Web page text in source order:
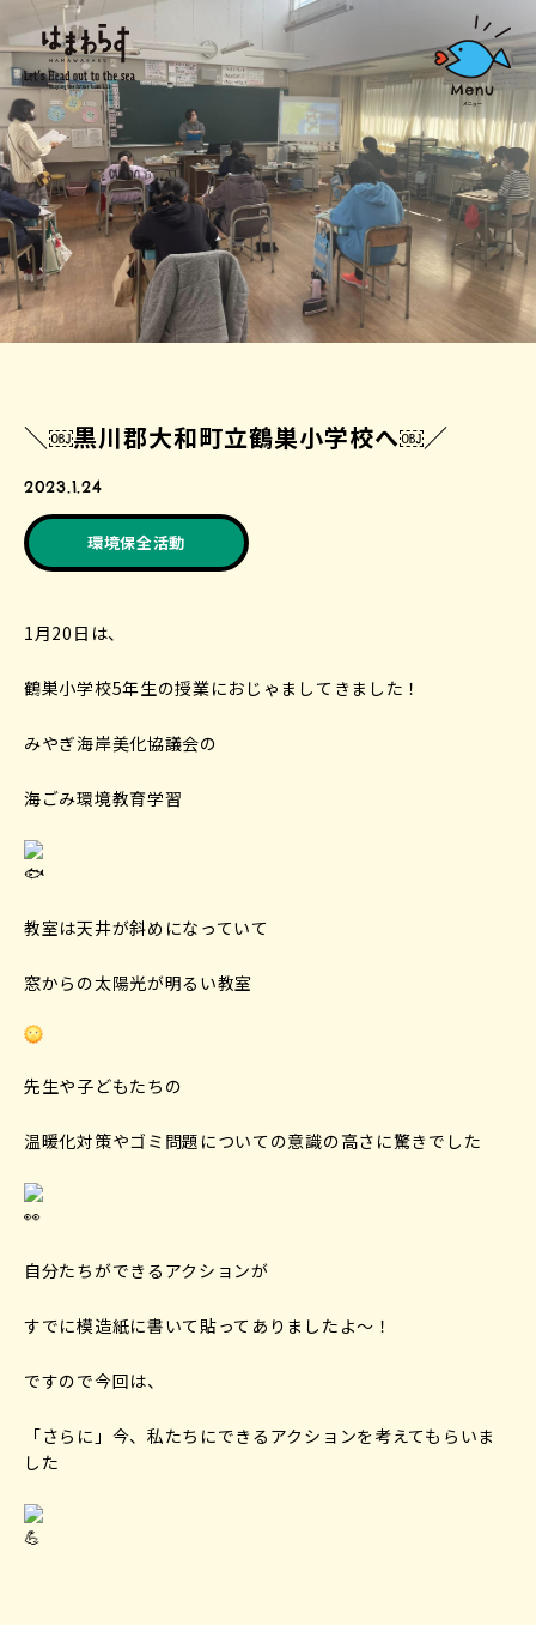
＼￼黒川郡大和町立鶴巣小学校へ￼／
2023.1.24
環境保全活動
1月20日は、
鶴巣小学校5年生の授業におじゃましてきました！
みやぎ海岸美化協議会の
海ごみ環境教育学習
教室は天井が斜めになっていて
窓からの太陽光が明るい教室
先生や子どもたちの
温暖化対策やゴミ問題についての意識の高さに驚きでした
自分たちができるアクションが
すでに模造紙に書いて貼ってありましたよ〜！
ですので今回は、
「さらに」今、私たちにできるアクションを考えてもらいま
した